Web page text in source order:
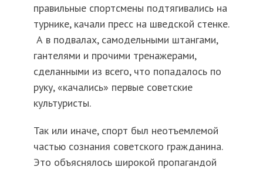
правильные спортсмены подтягивались на
турнике, качали пресс на шведской стенке.
А в подвалах, самодельными штангами,
гантелями и прочими тренажерами,
сделанными из всего, что попадалось по
руку, «качались» первые советские
культуристы.
Так или иначе, спорт был неотъемлемой
частью сознания советского гражданина.
Это объяснялось широкой пропагандой